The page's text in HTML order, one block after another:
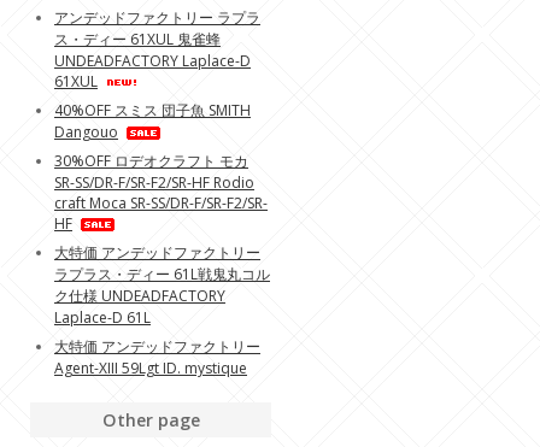
アンデッドファクトリー ラプラ
ス・ディー 61XUL 鬼雀蜂
UNDEADFACTORY Laplace-D
61XUL
40%OFF スミス 団子魚 SMITH
Dangouo
30%OFF ロデオクラフト モカ
SR-SS/DR-F/SR-F2/SR-HF Rodio
craft Moca SR-SS/DR-F/SR-F2/SR-
HF
大特価 アンデッドファクトリー
ラプラス・ディー 61L戦鬼丸コル
ク仕様 UNDEADFACTORY
Laplace-D 61L
大特価 アンデッドファクトリー
Agent-XIII 59Lgt ID. mystique
Other page